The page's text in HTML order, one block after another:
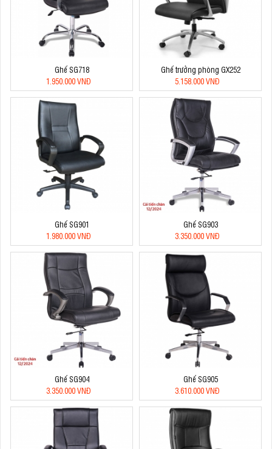
Ghế SG718
1.950.000 VNĐ
Ghế trưởng phòng GX252
5.158.000 VNĐ
Ghế SG901
1.980.000 VNĐ
Ghế SG903
3.350.000 VNĐ
Ghế SG904
3.350.000 VNĐ
Ghế SG905
3.610.000 VNĐ